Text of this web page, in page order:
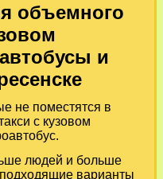
объемного
и
не поместятся в
с кузовом
людей и больше
варианты